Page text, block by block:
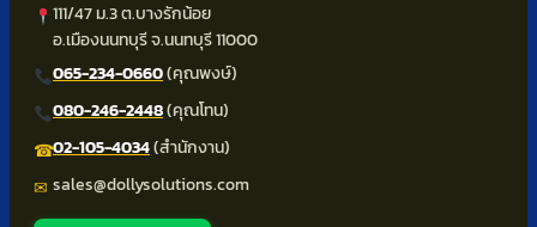
111/47 ม.3 ต.บางรักน้อย
อ.เมืองนนทบุรี จ.นนทบุรี 11000
065-234-0660(คุณพงษ์)
080-246-2448(คุณโทน)
☎02-105-4034(สำนักงาน)
✉ sales@dollysolutions.com